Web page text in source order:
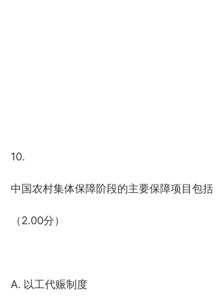
10.
中国农村集体保障阶段的主要保障项目包括
（2.00分）
A. 以工代赈制度